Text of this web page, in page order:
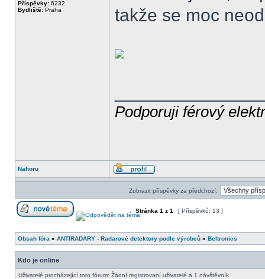
Příspěvky: 6232
Bydliště: Praha
takže se moc
Podporuji férový
Nahoru
Zobrazit příspěvky za předchozí:
Stránka 1 z 1 [ Příspěvků: 13 ]
Obsah fóra » ANTIRADARY - Radarové detektory podle výrobců » Beltronics
Kdo je online
Uživatelé procházející toto fórum: Žádní registrovaní uživatelé a 1 návštěvník